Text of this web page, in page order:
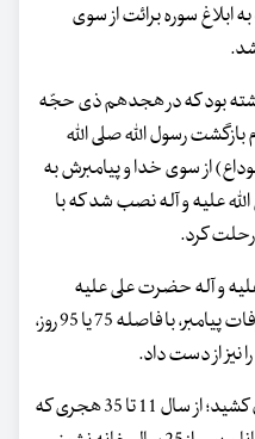
ابلاغ سوره برائت از سوی
بود که در هجدهم ذی حجّه
رسول اللّه صلی الله
از سوی خدا و پیامبرش به
علیه و آله نصب شد که با
علیه و آله حضرت علی علیه
السلام سی و سه سال داشت. پس از وفات پیامبر، با فاصله 75 یا 95 روز،
نیز از دست داد.
25. روزگار صبر و بردباری 25 سال طول کشید؛ از سال 11 تا 35 هجری که